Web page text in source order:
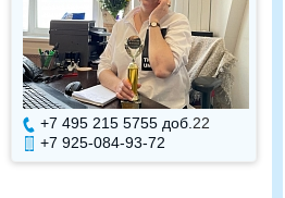
+7 495 215 5755 доб. 7
+7 925-084-93-71